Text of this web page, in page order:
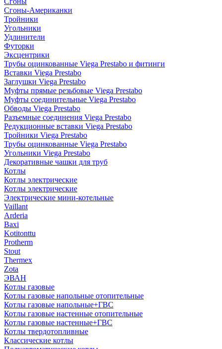
Сгоны-Американки
Тройники
Угольники
Удлинители
Футорки
Эксцентрики
Трубы оцинкованные Viega Prestabo и фитинги
Вставки Viega Prestabo
Заглушки Viega Prestabo
Муфты прямые резьбовые Viega Prestabo
Муфты соединительные Viega Prestabo
Обводы Viega Prestabo
Разъемные соединения Viega Prestabo
Редукционные вставки Viega Prestabo
Тройники Viega Prestabo
Трубы оцинкованные Viega Prestabo
Угольники Viega Prestabo
Декоративные чашки для труб
Котлы
Котлы электрические
Котлы электрические
Электрические мини-котельные
Vaillant
Arderia
Baxi
Kotitonttu
Protherm
Stout
Thermex
Zota
ЭВАН
Котлы газовые
Котлы газовые напольные отопительные
Котлы газовые напольные+ГВС
Котлы газовые настенные отопительные
Котлы газовые настенные+ГВС
Котлы твердотопливные
Классические котлы